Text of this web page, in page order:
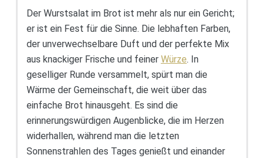
Der Wurstsalat im Brot ist mehr als nur ein Gericht;
er ist ein Fest für die Sinne. Die lebhaften Farben,
der unverwechselbare Duft und der perfekte Mix
aus knackiger Frische und feiner Würze. In
geselliger Runde versammelt, spürt man die
Wärme der Gemeinschaft, die weit über das
einfache Brot hinausgeht. Es sind die
erinnerungswürdigen Augenblicke, die im Herzen
widerhallen, während man die letzten
Sonnenstrahlen des Tages genießt und einander